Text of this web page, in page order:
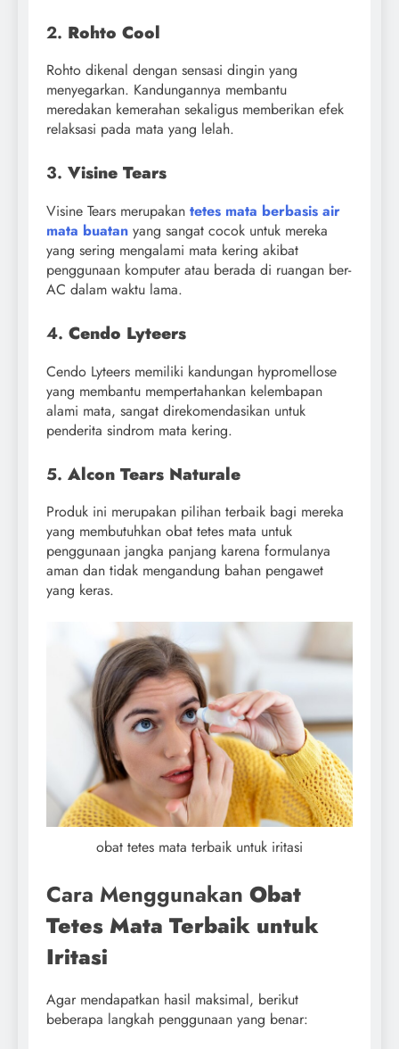
2. Rohto Cool
Rohto dikenal dengan sensasi dingin yang
menyegarkan. Kandungannya membantu
meredakan kemerahan sekaligus memberikan efek
relaksasi pada mata yang lelah.
3. Visine Tears
Visine Tears merupakan tetes mata berbasis air
mata buatan yang sangat cocok untuk mereka
yang sering mengalami mata kering akibat
penggunaan komputer atau berada di ruangan ber-
AC dalam waktu lama.
4. Cendo Lyteers
Cendo Lyteers memiliki kandungan hypromellose
yang membantu mempertahankan kelembapan
alami mata, sangat direkomendasikan untuk
penderita sindrom mata kering.
5. Alcon Tears Naturale
Produk ini merupakan pilihan terbaik bagi mereka
yang membutuhkan obat tetes mata untuk
penggunaan jangka panjang karena formulanya
aman dan tidak mengandung bahan pengawet
yang keras.
obat tetes mata terbaik untuk iritasi
Cara Menggunakan Obat
Tetes Mata Terbaik untuk
Iritasi
Agar mendapatkan hasil maksimal, berikut
beberapa langkah penggunaan yang benar: